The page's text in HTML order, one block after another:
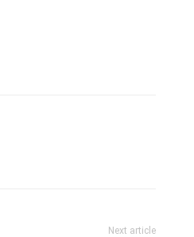
Next article